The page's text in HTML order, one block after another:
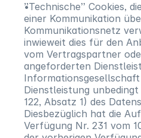
”Technische” Cookies,
einer Kommunikation
Kommunikationsnetz
inwieweit dies für den
vom Vertragspartner
angeforderten
Dienstleistung
122, Absatz 1) des
Diesbezüglich hat die
Verfügung Nr. 231 vom